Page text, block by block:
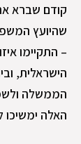
קודם שברא
שהיועץ
– התקיימו
הישראלית,
הממשלה
האלה